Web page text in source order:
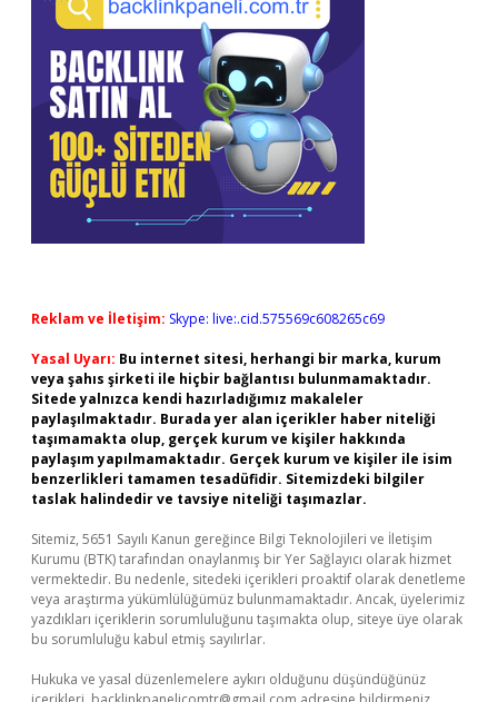
Reklam ve İletişim: Skype: live:.cid.575569c608265c69
Yasal Uyarı: Bu internet sitesi, herhangi bir marka, kurum
veya şahıs şirketi ile hiçbir bağlantısı bulunmamaktadır.
Sitede yalnızca kendi hazırladığımız makaleler
paylaşılmaktadır. Burada yer alan içerikler haber niteliği
taşımamakta olup, gerçek kurum ve kişiler hakkında
paylaşım yapılmamaktadır. Gerçek kurum ve kişiler ile isim
benzerlikleri tamamen tesadüfidir. Sitemizdeki bilgiler
taslak halindedir ve tavsiye niteliği taşımazlar.
Sitemiz, 5651 Sayılı Kanun gereğince Bilgi Teknolojileri ve İletişim
Kurumu (BTK) tarafından onaylanmış bir Yer Sağlayıcı olarak hizmet
vermektedir. Bu nedenle, sitedeki içerikleri proaktif olarak denetleme
veya araştırma yükümlülüğümüz bulunmamaktadır. Ancak, üyelerimiz
yazdıkları içeriklerin sorumluluğunu taşımakta olup, siteye üye olarak
bu sorumluluğu kabul etmiş sayılırlar.
Hukuka ve yasal düzenlemelere aykırı olduğunu düşündüğünüz